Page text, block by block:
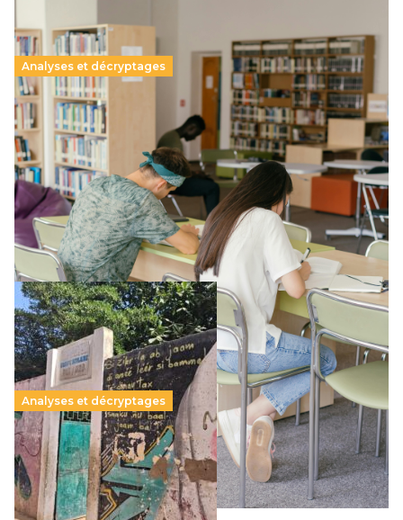
Analyses et décryptages
Supérieur privé : une dérive qui met à mal la
promesse républicaine
11 juillet 2026-
Le projet de loi sur la régulation de l’enseignement
supérieur privé met en lumière l’amplification d’un système
qui relègue l’acte pédagogique au superfétatoire, voire à…
Lire la suite →
Analyses et décryptages
258 millions d’enfants victimes de la guerre, des
chocs climatiques et des déplacements de
population
11 juillet 2026- National